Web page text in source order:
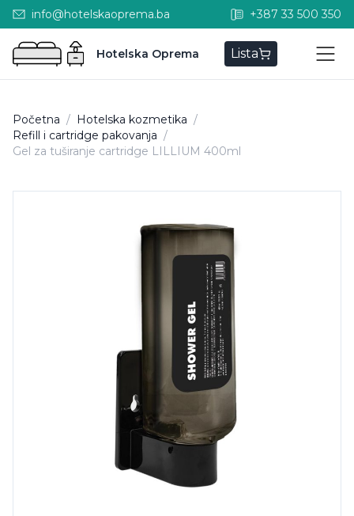
info@hotelskaoprema.ba +387 33 500 350
Hotelska Oprema Lista
Početna / Hotelska kozmetika /
Refill i cartridge pakovanja /
Gel za tuširanje cartridge LILLIUM 400ml